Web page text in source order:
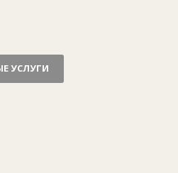
УСЛУГИ